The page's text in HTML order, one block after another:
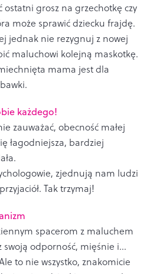
ostatni grosz na grzechotkę czy
może sprawić dziecku frajdę.
jednak nie rezygnuj z nowej
maluchowi kolejną maskotkę.
mama jest dla
każdego!
zauważać, obecność małej
łagodniejsza, bardziej
zjednują nam ludzi
Tak trzymaj!
spacerom z maluchem
odporność, mięśnie i...
to nie wszystko, znakomicie